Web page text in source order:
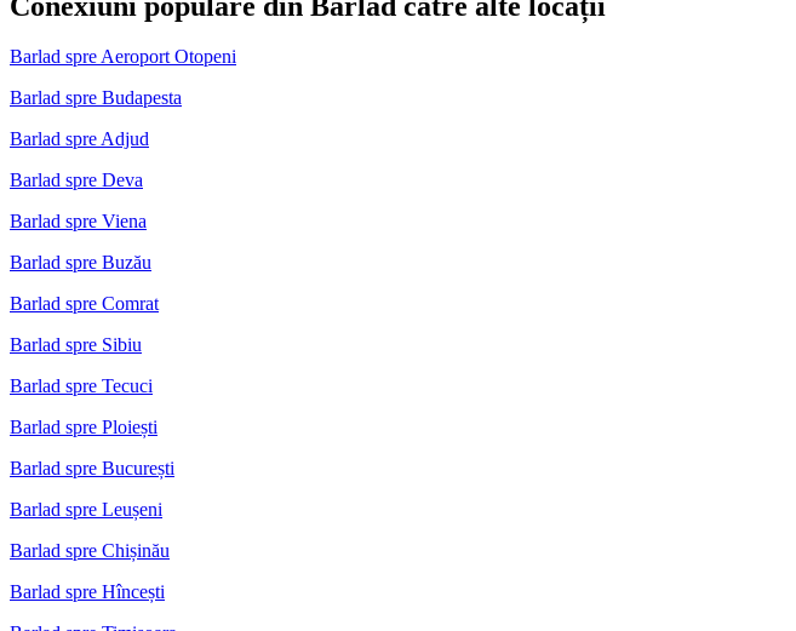
Barlad spre Aeroport Otopeni
Barlad spre Budapesta
Barlad spre Adjud
Barlad spre Deva
Barlad spre Viena
Barlad spre Buzău
Barlad spre Comrat
Barlad spre Sibiu
Barlad spre Tecuci
Barlad spre Ploiești
Barlad spre București
Barlad spre Leușeni
Barlad spre Chișinău
Barlad spre Hîncești